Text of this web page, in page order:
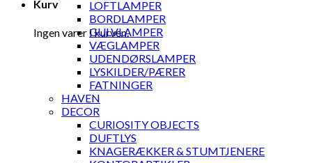
Kurv
Ingen varer i kurven.
LOFTLAMPER
BORDLAMPER
GULVLAMPER
VÆGLAMPER
UDENDØRSLAMPER
LYSKILDER/PÆRER
FATNINGER
HAVEN
DECOR
CURIOSITY OBJECTS
DUFTLYS
KNAGERÆKKER & STUMTJENERE